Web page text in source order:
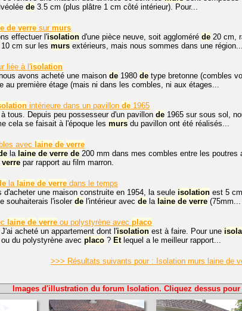
de 3.5 cm (plus plâtre 1 cm côté intérieur). Pour...
de verre sur murs
effectuer l'isolation d'une pièce neuve, soit aggloméré de 20 cm,
10 cm sur les murs extérieurs, mais nous sommes dans une région...
liée à l'isolation
avons acheté une maison de 1980 de type bretonne (combles
au première étage (mais ni dans les combles, ni aux étages...
intérieure dans un pavillon de 1965
tous. Depuis peu possesseur d'un pavillon de 1965 sur sous sol,
cela se faisait à l'époque les murs du pavillon ont été réalisés...
avec laine de verre
la laine de verre de 200 mm dans mes combles entre les
verre par rapport au film marron.
la laine de verre dans le temps
d'acheter une maison construite en 1954, la seule isolation est 5 cm
souhaiterais l'isoler de l'intérieur avec de la laine de verre (75mm...
laine de verre ou polystyrène avec placo
acheté un appartement dont l'isolation est à faire. Pour une
ou du polystyrène avec placo ? Etlequel a le meilleur rapport...
>>> Résultats suivants pour : Isolation murs laine de
Images d'illustration du forum Isolation. Cliquez dessus pour